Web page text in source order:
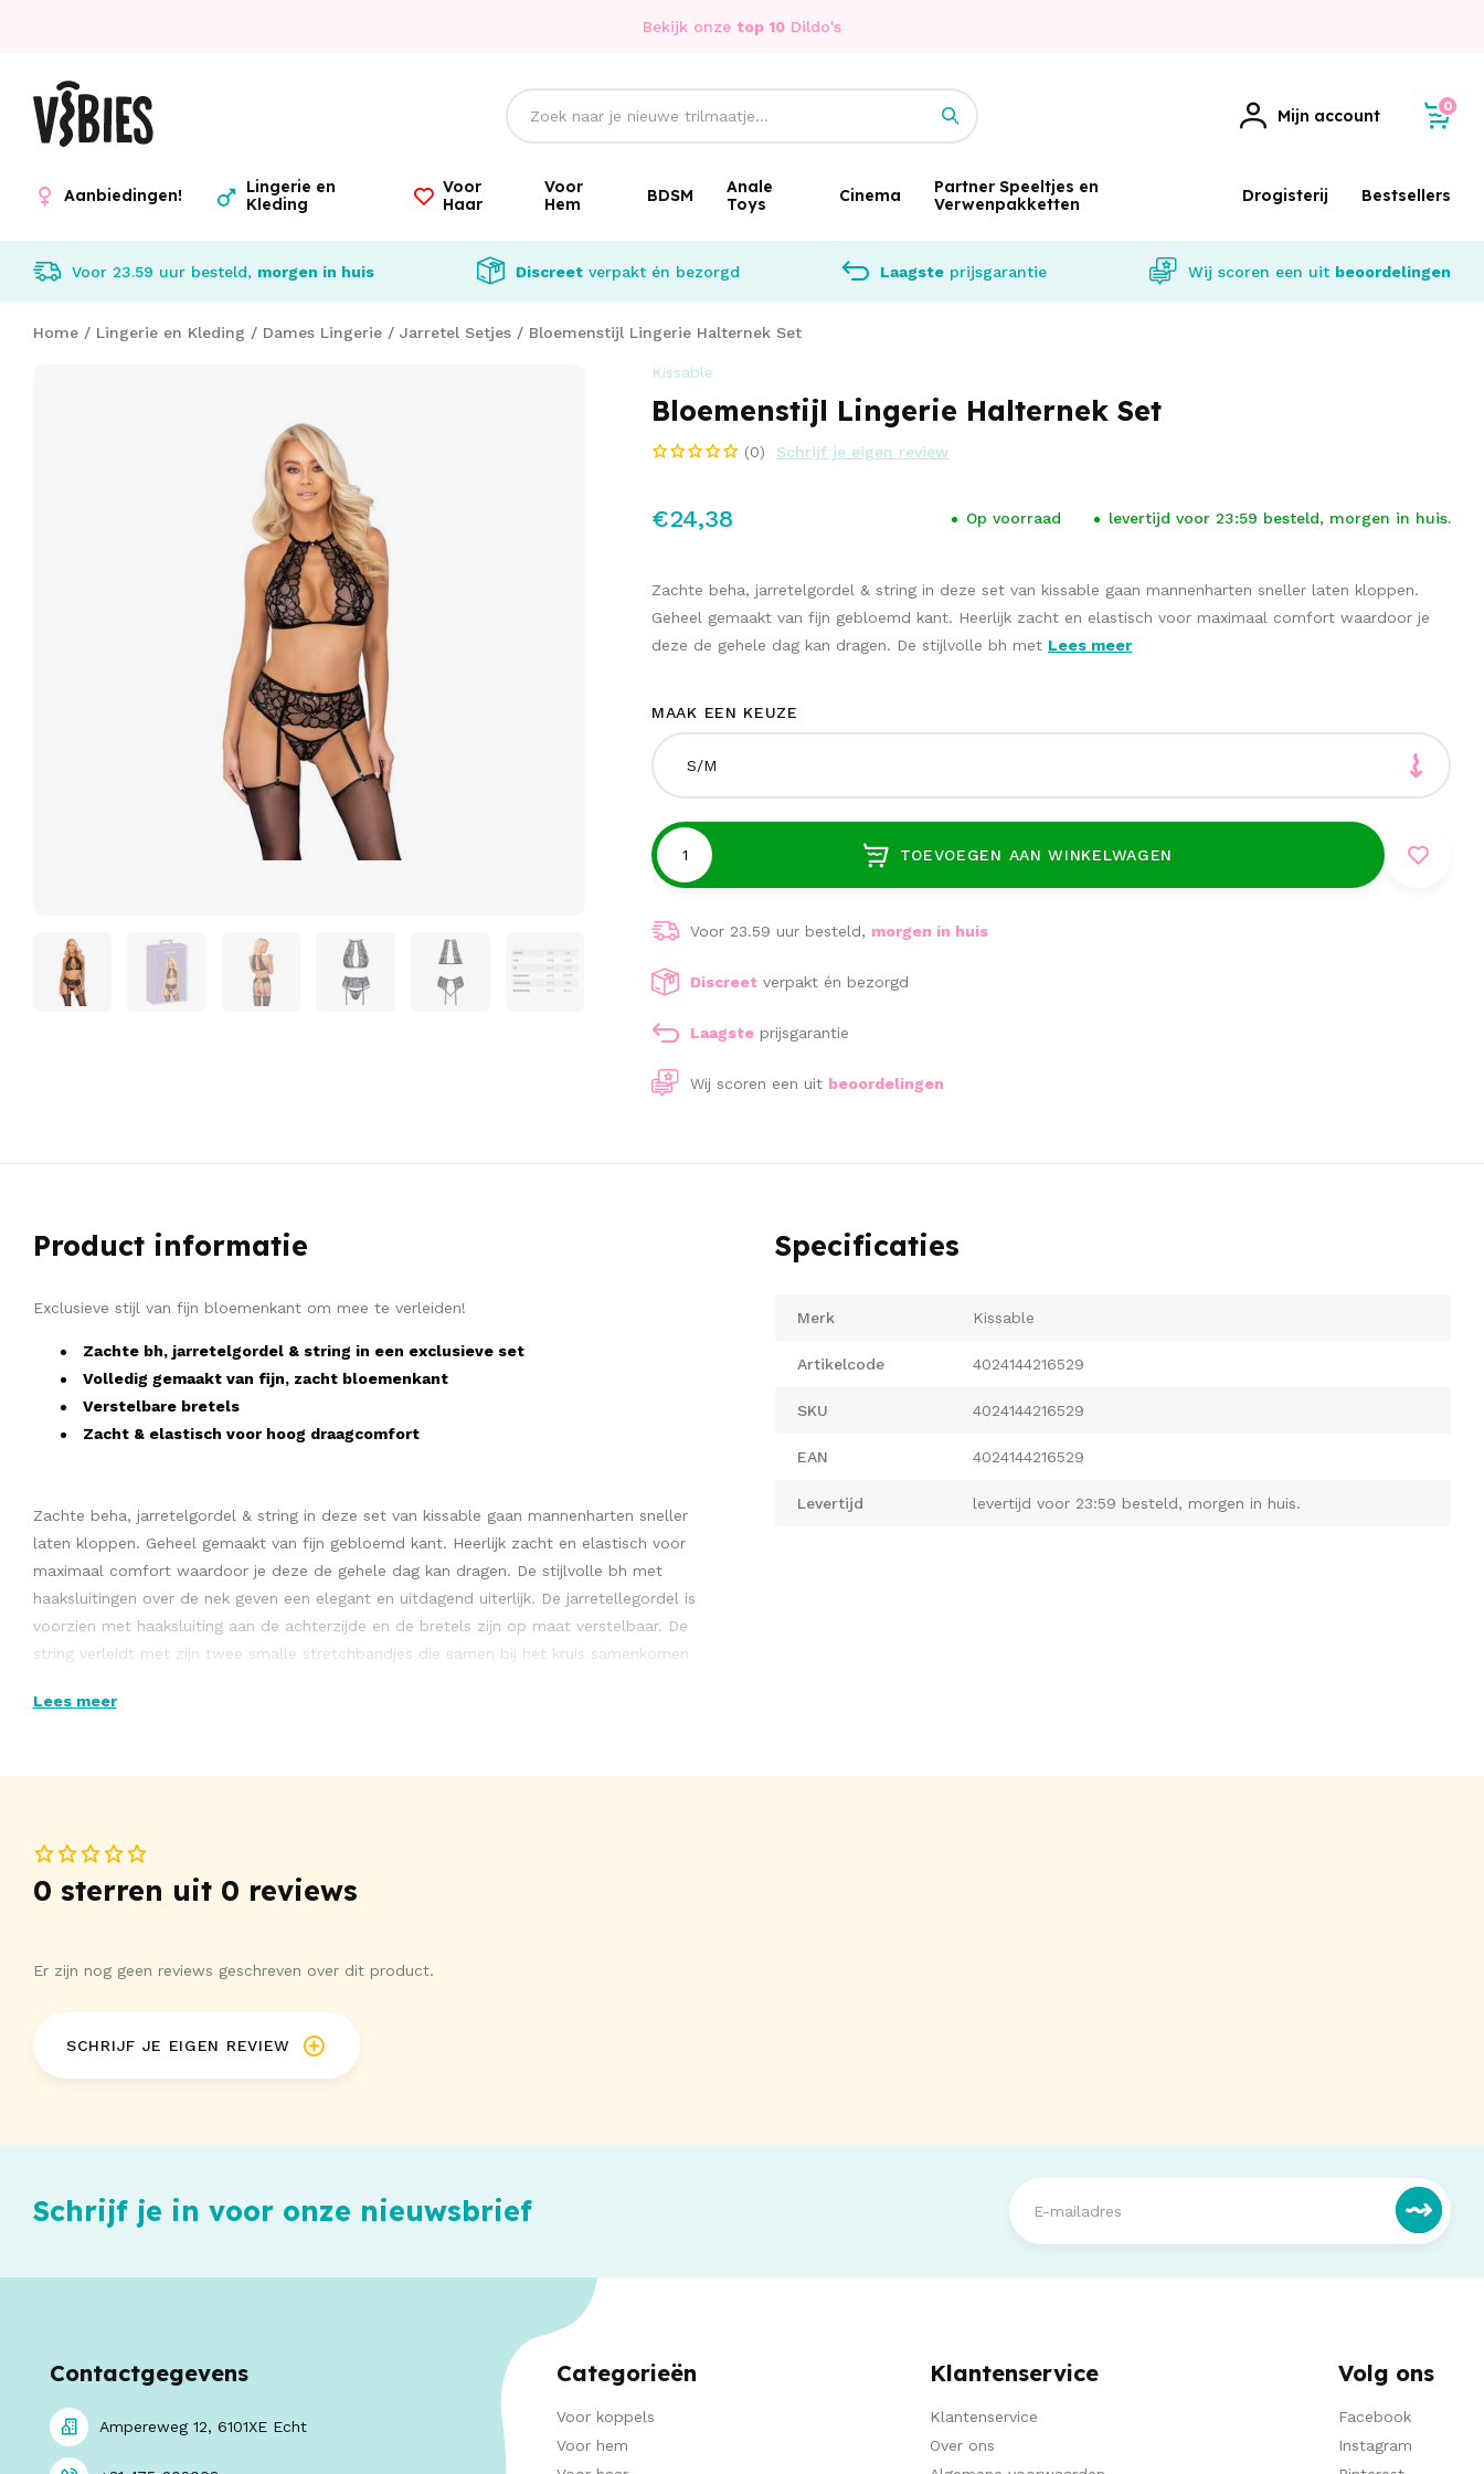
Bekijk onze top 10 Dildo's
Mijn account 0
Aanbiedingen!
Lingerie en
Kleding
Voor
Haar
Voor
Hem
BDSM
Anale
Toys
Cinema
Partner Speeltjes en
Verwenpakketten
Drogisterij Bestsellers
Voor 23.59 uur besteld, morgen in huis Discreetverpakt én bezorgd Laagste prijsgarantie Wij scoren een uit beoordelingen
Home / Lingerie en Kleding / Dames Lingerie / Jarretel Setjes / Bloemenstijl Lingerie Halternek Set
Kissable
Bloemenstijl Lingerie Halternek Set
(0) Schrijf je eigen review
€24,38 Op voorraad levertijd voor 23:59 besteld, morgen in huis.
Zachte beha, jarretelgordel & string in deze set van kissable gaan mannenharten sneller laten kloppen.
Geheel gemaakt van fijn gebloemd kant. Heerlijk zacht en elastisch voor maximaal comfort waardoor je
deze de gehele dag kan dragen. De stijlvolle bh met Lees meer
MAAK EEN KEUZE
S/M
TOEVOEGEN AAN WINKELWAGEN
Voor 23.59 uur besteld, morgen in huis
Discreet verpakt én bezorgd
Laagste prijsgarantie
Wij scoren een uit beoordelingen
Product informatie
Exclusieve stijl van fijn bloemenkant om mee te verleiden!
Zachte bh, jarretelgordel & string in een exclusieve set
Volledig gemaakt van fijn, zacht bloemenkant
Verstelbare bretels
Zacht & elastisch voor hoog draagcomfort
Zachte beha, jarretelgordel & string in deze set van kissable gaan mannenharten sneller
laten kloppen. Geheel gemaakt van fijn gebloemd kant. Heerlijk zacht en elastisch voor
maximaal comfort waardoor je deze de gehele dag kan dragen. De stijlvolle bh met
haaksluitingen over de nek geven een elegant en uitdagend uiterlijk. De jarretellegordel is
voorzien met haaksluiting aan de achterzijde en de bretels zijn op maat verstelbaar. De
string verleidt met zijn twee smalle stretchbandjes die samen bij het kruis samenkomen
Bekijk ons gehele assortiment lingerie en kleding
Lees meer
Specificaties
Merk Kissable
Artikelcode 4024144216529
SKU 4024144216529
EAN 4024144216529
Levertijd levertijd voor 23:59 besteld, morgen in huis.
0 sterren uit 0 reviews
Er zijn nog geen reviews geschreven over dit product.
SCHRIJF JE EIGEN REVIEW
Schrijf je in voor onze nieuwsbrief
Contactgegevens
Ampereweg 12, 6101XE Echt
Categorieën
Voor koppels
Voor hem
Klantenservice
Klantenservice
Over ons
Volg ons
Facebook
Instagram